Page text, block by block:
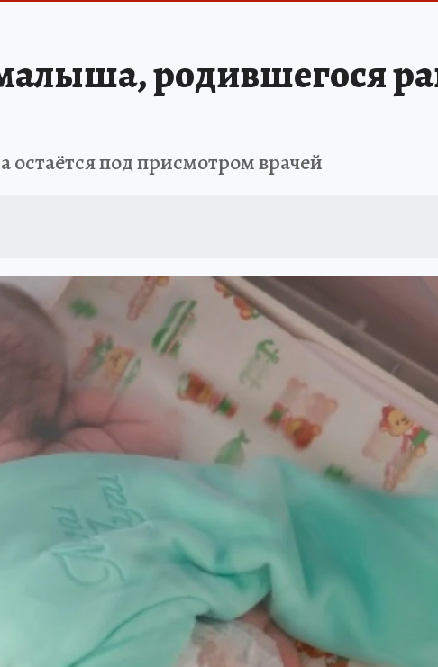
родившегося
остаётся под присмотром врачей